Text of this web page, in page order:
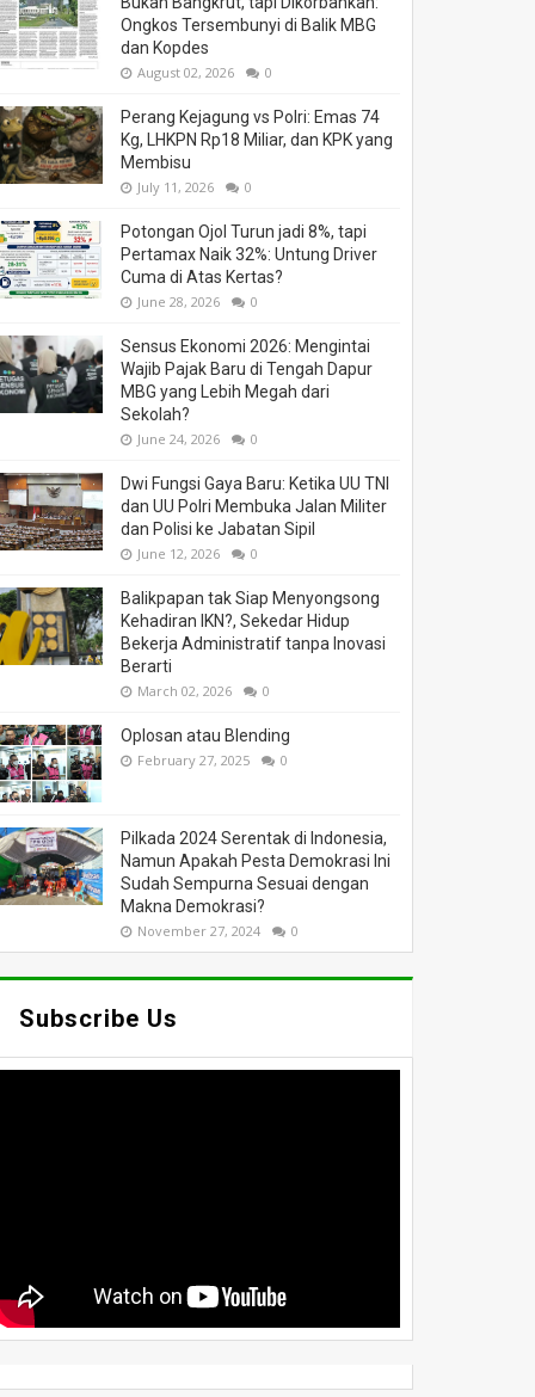
Ongkos Tersembunyi di Balik MBG
dan Kopdes
August 02, 2026 0
Perang Kejagung vs Polri: Emas 74
Kg, LHKPN Rp18 Miliar, dan KPK yang
Membisu
July 11, 2026 0
Potongan Ojol Turun jadi 8%, tapi
Pertamax Naik 32%: Untung Driver
Cuma di Atas Kertas?
June 28, 2026 0
Sensus Ekonomi 2026: Mengintai
Wajib Pajak Baru di Tengah Dapur
MBG yang Lebih Megah dari
Sekolah?
June 24, 2026 0
Dwi Fungsi Gaya Baru: Ketika UU TNI
dan UU Polri Membuka Jalan Militer
dan Polisi ke Jabatan Sipil
June 12, 2026 0
Balikpapan tak Siap Menyongsong
Kehadiran IKN?, Sekedar Hidup
Bekerja Administratif tanpa Inovasi
Berarti
March 02, 2026 0
Oplosan atau Blending
February 27, 2025 0
Pilkada 2024 Serentak di Indonesia,
Namun Apakah Pesta Demokrasi Ini
Sudah Sempurna Sesuai dengan
Makna Demokrasi?
November 27, 2024 0
Subscribe Us